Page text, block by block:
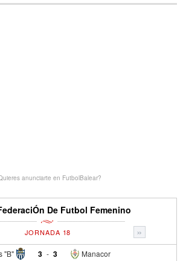
anunciarte en FutbolBalear?
De Futbol Femenino
»
JORNADA 18
"B" 3 - Manacor
3